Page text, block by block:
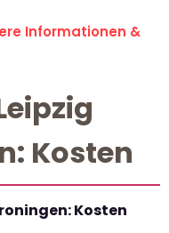
Informationen &
Kosten
Kosten